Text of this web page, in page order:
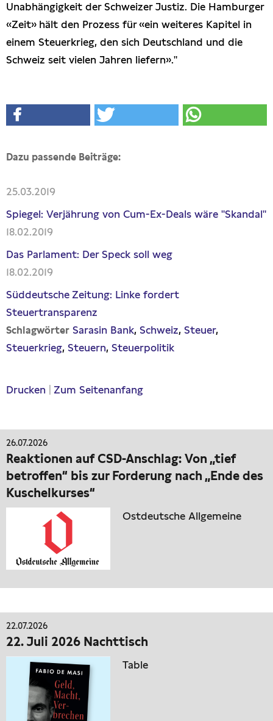
Unabhängigkeit der Schweizer Justiz. Die Hamburger
«Zeit» hält den Prozess für «ein weiteres Kapitel in
einem Steuerkrieg, den sich Deutschland und die
Schweiz seit vielen Jahren liefern»."
Dazu passende Beiträge:
25.03.2019
Spiegel: Verjährung von Cum-Ex-Deals wäre "Skandal"
18.02.2019
Das Parlament: Der Speck soll weg
18.02.2019
Süddeutsche Zeitung: Linke fordert
Steuertransparenz
Schlagwörter Sarasin Bank Schweiz Steuer
Steuerkrieg Steuern Steuerpolitik
Drucken Zum Seitenanfang
26.07.2026
Reaktionen auf CSD-Anschlag: Von „tief
betroffen“ bis zur Forderung nach „Ende des
Kuschelkurses“
Ostdeutsche Allgemeine
22.07.2026
22. Juli 2026 Nachttisch
Table